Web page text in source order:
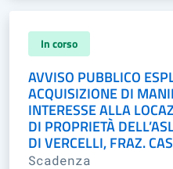
In corso
AVVISO PUBBLICO
ACQUISIZIONE DI
INTERESSE ALLA
DI PROPRIETÀ
DI VERCELLI, FRAZ.
Scadenza